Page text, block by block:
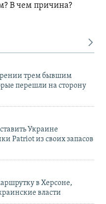
В чем причина?
трем бывшим
перешли на сторону
Украине
Patriot из своих запасов
в Херсоне,
власти